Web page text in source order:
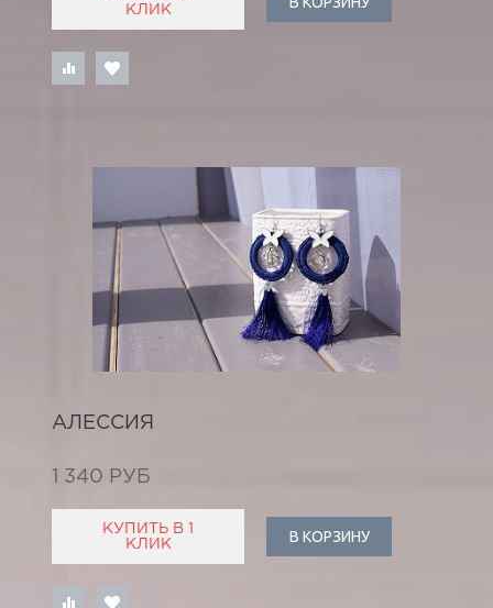
КЛИК
АЛЕССИЯ
1 340 РУБ
КУПИТЬ В 1
КЛИК
В КОРЗИНУ